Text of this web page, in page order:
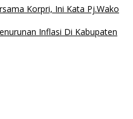
Korpri, Ini Kata Pj.Wako
Inflasi Di Kabupaten